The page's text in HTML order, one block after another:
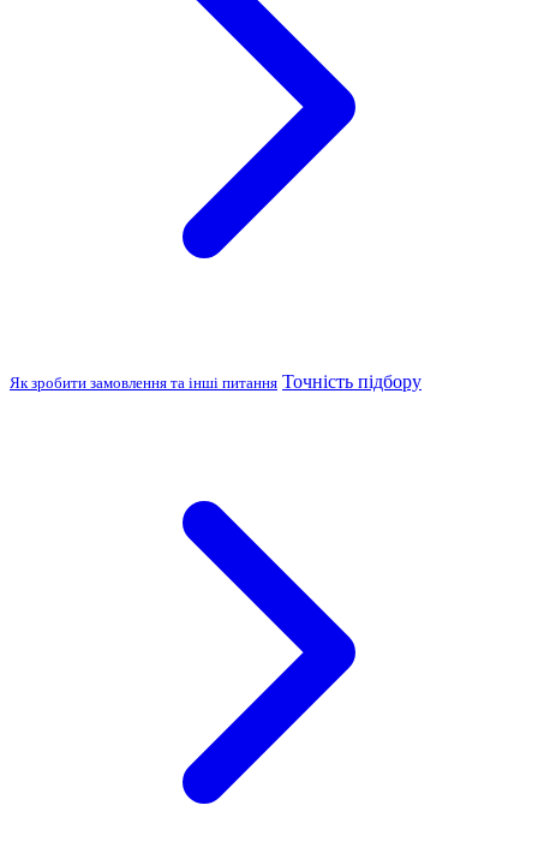
Як зробити замовлення та інші питання Точність підбору